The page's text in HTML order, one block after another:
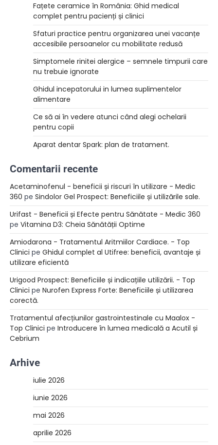
Fațete ceramice în România: Ghid medical
complet pentru pacienți și clinici
Sfaturi practice pentru organizarea unei vacanțe
accesibile persoanelor cu mobilitate redusă
Simptomele rinitei alergice – semnele timpurii care
nu trebuie ignorate
Ghidul incepatorului in lumea suplimentelor
alimentare
Ce să ai în vedere atunci când alegi ochelarii
pentru copii
Aparat dentar Spark: plan de tratament.
Comentarii recente
Acetaminofenul - beneficii și riscuri în utilizare - Medic
360 pe Sindolor Gel Prospect: Beneficiile și utilizările sale.
Urifast - Beneficii și Efecte pentru Sănătate - Medic 360
pe Vitamina D3: Cheia Sănătății Optime
Amiodarona - Tratamentul Aritmiilor Cardiace. - Top
Clinici pe Ghidul complet al Utifree: beneficii, avantaje și
utilizare eficientă
Urigood Prospect: Beneficiile și indicațiile utilizării. - Top
Clinici pe Nurofen Express Forte: Beneficiile și utilizarea
corectă.
Tratamentul afecțiunilor gastrointestinale cu Maalox -
Top Clinici pe Introducere în lumea medicală a Acutil și
Cebrium
Arhive
iulie 2026
iunie 2026
mai 2026
aprilie 2026